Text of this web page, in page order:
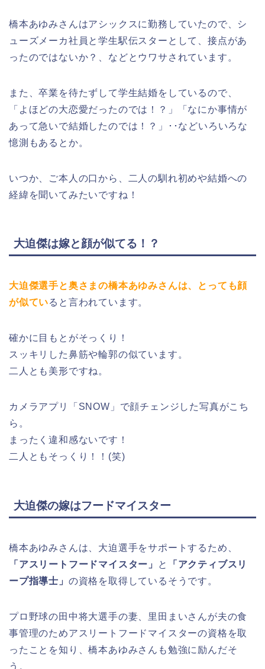
橋本あゆみさんはアシックスに勤務していたので、シ
ューズメーカ社員と学生駅伝スターとして、接点があ
ったのではないか？、などとウワサされています。
また、卒業を待たずして学生結婚をしているので、
「よほどの大恋愛だったのでは！？」「なにか事情が
あって急いで結婚したのでは！？」･･などいろいろな
憶測もあるとか。
いつか、ご本人の口から、二人の馴れ初めや結婚への
経緯を聞いてみたいですね！
大迫傑は嫁と顔が似てる！？
大迫傑選手と奥さまの橋本あゆみさんは、とっても顔
が似ていると言われています。
確かに目もとがそっくり！
スッキリした鼻筋や輪郭の似ています。
二人とも美形ですね。
カメラアプリ「SNOW」で顔チェンジした写真がこち
ら。
まったく違和感ないです！
二人ともそっくり！！(笑)
大迫傑の嫁はフードマイスター
橋本あゆみさんは、大迫選手をサポートするため、
「アスリートフードマイスター」
と
「アクティブスリ
ープ指導士」 の資格を取得しているそうです。
プロ野球の田中将大選手の妻、里田まいさんが夫の食
事管理のためアスリートフードマイスターの資格を取
ったことを知り、橋本あゆみさんも勉強に励んだそ
う。